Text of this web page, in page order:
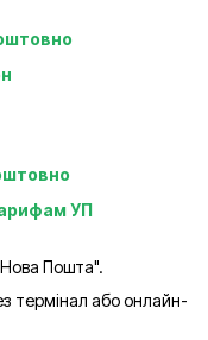
УП
Пошта".
термінал або онлайн-